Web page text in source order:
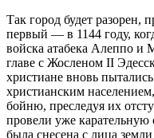
Так город будет разорен,
первый — в 1144 году,
войска атабека Алеппо
главе с Жосленом II
христиане вновь
христианским
бойню, преследуя их
провели уже карательную
была снесена с лица